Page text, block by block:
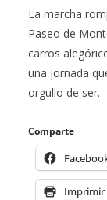
La marcha
Paseo de
carros
una jornada
orgullo de ser.
Comparte
Imprimir